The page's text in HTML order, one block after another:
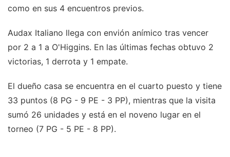
como en sus 4 encuentros previos.
Audax Italiano llega con envión anímico tras vencer
por 2 a 1 a O'Higgins. En las últimas fechas obtuvo 2
victorias, 1 derrota y 1 empate.
El dueño casa se encuentra en el cuarto puesto y tiene
33 puntos (8 PG - 9 PE - 3 PP), mientras que la visita
sumó 26 unidades y está en el noveno lugar en el
torneo (7 PG - 5 PE - 8 PP).